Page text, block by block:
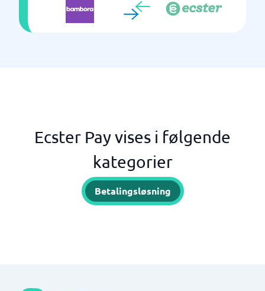
Ecster Pay vises i følgende
kategorier
Betalingsløsning